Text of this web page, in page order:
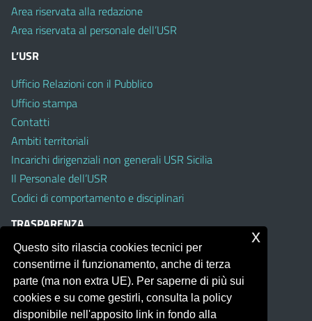
Area riservata alla redazione
Area riservata al personale dell’USR
L’USR
Ufficio Relazioni con il Pubblico
Ufficio stampa
Contatti
Ambiti territoriali
Incarichi dirigenziali non generali USR Sicilia
Il Personale dell’USR
Codici di comportamento e disciplinari
TRASPARENZA
Albo on line
Amministrazione Trasparente
Pubblici proclami
PTPCT per le Istituzioni scolastiche della Sicilia
Questo sito rilascia cookies tecnici per
consentirne il funzionamento, anche di terza
parte (ma non extra UE). Per saperne di più sui
cookies e su come gestirli, consulta la policy
disponibile nell'apposito link in fondo alla
x